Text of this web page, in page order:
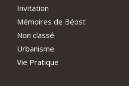
Invitation
Mémoires de Béost
Non classé
Urbanisme
Vie Pratique